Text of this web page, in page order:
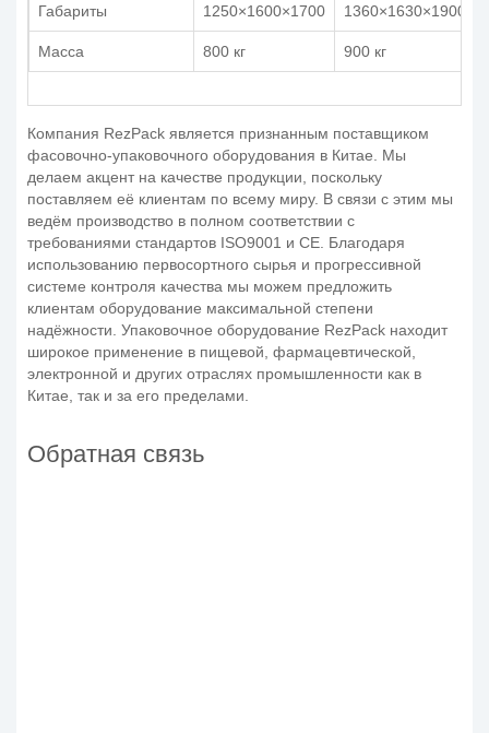
Габариты 1250×1600×1700 1360×1630×1900
Масса 800 кг 900 кг
Компания RezPack является признанным поставщиком
фасовочно-упаковочного оборудования в Китае. Мы
делаем акцент на качестве продукции, поскольку
поставляем её клиентам по всему миру. В связи с этим мы
ведём производство в полном соответствии с
требованиями стандартов ISO9001 и СЕ. Благодаря
использованию первосортного сырья и прогрессивной
системе контроля качества мы можем предложить
клиентам оборудование максимальной степени
надёжности. Упаковочное оборудование RezPack находит
широкое применение в пищевой, фармацевтической,
электронной и других отраслях промышленности как в
Китае, так и за его пределами.
Обратная связь